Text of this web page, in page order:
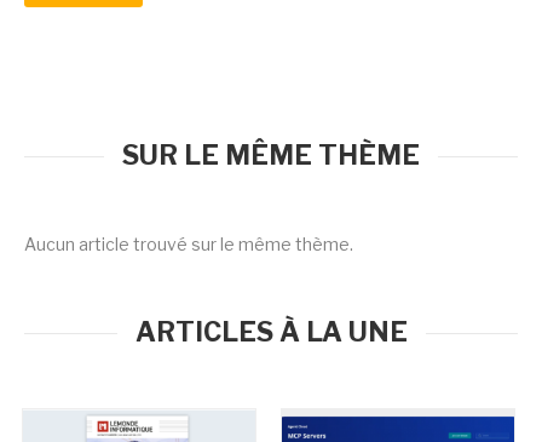
SUR LE MÊME THÈME
Aucun article trouvé sur le même thème.
ARTICLES À LA UNE